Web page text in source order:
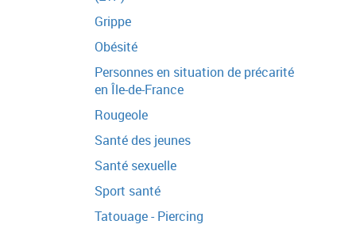
Grippe
Obésité
Personnes en situation de précarité
en Île-de-France
Rougeole
Santé des jeunes
Santé sexuelle
Sport santé
Tatouage - Piercing